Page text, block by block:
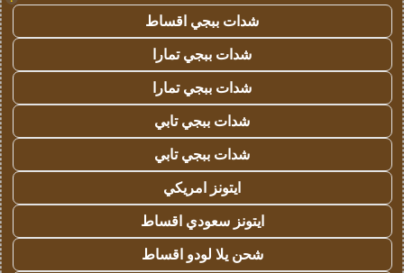
شدات ببجي اقساط
شدات ببجي تمارا
شدات ببجي تمارا
شدات ببجي تابي
شدات ببجي تابي
ايتونز امريكي
ايتونز سعودي اقساط
شحن يلا لودو اقساط